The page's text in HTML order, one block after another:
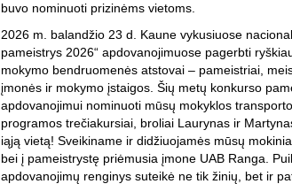
buvo nominuoti prizinėms vietoms.
2026 m. balandžio 23 d. Kaune vykusiuose
pameistrys 2026“ apdovanojimuose pagerbti
mokymo bendruomenės atstovai – pameistriai,
įmonės ir mokymo įstaigos. Šių metų konkurso
apdovanojimui nominuoti mūsų mokyklos
programos trečiakursiai, broliai Laurynas ir
iąją vietą! Sveikiname ir didžiuojamės mūsų
bei į pameistrystę priėmusia įmone UAB Ranga.
apdovanojimų renginys suteikė ne tik žinių, bet ir